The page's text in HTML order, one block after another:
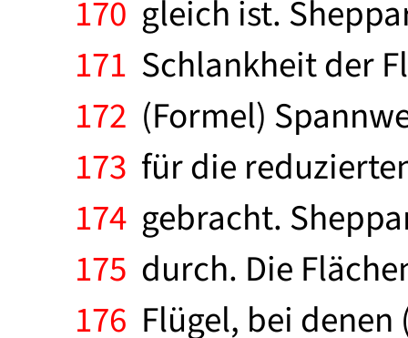
170 gleich ist.
171 Schlankheit der
172 (Formel)
173 für die
174 gebracht.
175 durch. Die
176 Flügel, bei